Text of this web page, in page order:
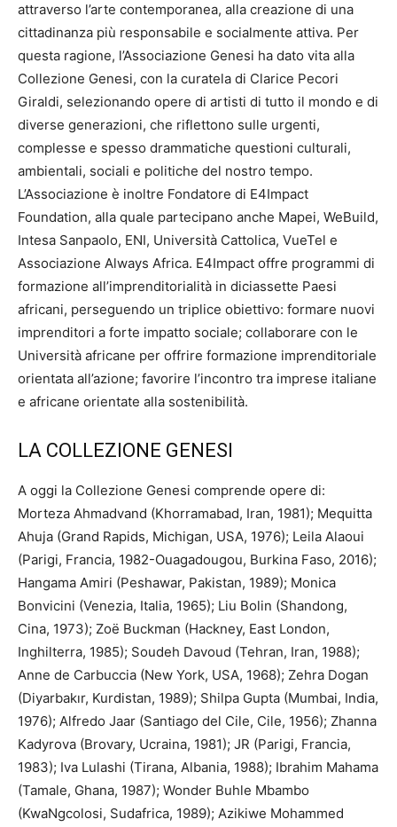
attraverso l’arte contemporanea, alla creazione di una
cittadinanza più responsabile e socialmente attiva. Per
questa ragione, l’Associazione Genesi ha dato vita alla
Collezione Genesi, con la curatela di Clarice Pecori
Giraldi, selezionando opere di artisti di tutto il mondo e di
diverse generazioni, che riflettono sulle urgenti,
complesse e spesso drammatiche questioni culturali,
ambientali, sociali e politiche del nostro tempo.
L’Associazione è inoltre Fondatore di E4Impact
Foundation, alla quale partecipano anche Mapei, WeBuild,
Intesa Sanpaolo, ENI, Università Cattolica, VueTel e
Associazione Always Africa. E4Impact offre programmi di
formazione all’imprenditorialità in diciassette Paesi
africani, perseguendo un triplice obiettivo: formare nuovi
imprenditori a forte impatto sociale; collaborare con le
Università africane per offrire formazione imprenditoriale
orientata all’azione; favorire l’incontro tra imprese italiane
e africane orientate alla sostenibilità.
LA COLLEZIONE GENESI
A oggi la Collezione Genesi comprende opere di:
Morteza Ahmadvand (Khorramabad, Iran, 1981); Mequitta
Ahuja (Grand Rapids, Michigan, USA, 1976); Leila Alaoui
(Parigi, Francia, 1982-Ouagadougou, Burkina Faso, 2016);
Hangama Amiri (Peshawar, Pakistan, 1989); Monica
Bonvicini (Venezia, Italia, 1965); Liu Bolin (Shandong,
Cina, 1973); Zoë Buckman (Hackney, East London,
Inghilterra, 1985); Soudeh Davoud (Tehran, Iran, 1988);
Anne de Carbuccia (New York, USA, 1968); Zehra Dogan
(Diyarbakır, Kurdistan, 1989); Shilpa Gupta (Mumbai, India,
1976); Alfredo Jaar (Santiago del Cile, Cile, 1956); Zhanna
Kadyrova (Brovary, Ucraina, 1981); JR (Parigi, Francia,
1983); Iva Lulashi (Tirana, Albania, 1988); Ibrahim Mahama
(Tamale, Ghana, 1987); Wonder Buhle Mbambo
(KwaNgcolosi, Sudafrica, 1989); Azikiwe Mohammed